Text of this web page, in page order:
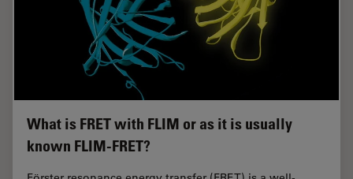
What is FRET with FLIM or as it is usually
known FLIM-FRET?